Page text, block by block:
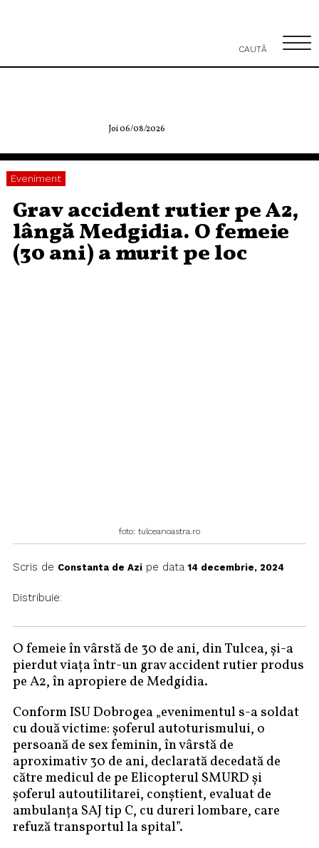
Joi 06/08/2026
CAUTĂ
Eveniment
Grav accident rutier pe A2,
lângă Medgidia. O femeie
(30 ani) a murit pe loc
foto: tulceanoastra.ro
Scris de Constanta de Azipe data14 decembrie, 2024
Distribuie:
O femeie în vârstă de 30 de ani, din Tulcea, și-a
pierdut viața într-un grav accident rutier produs
pe A2, în apropiere de Medgidia.
Conform ISU Dobrogea „evenimentul s-a soldat
cu două victime: șoferul autoturismului, o
persoană de sex feminin, în vârstă de
aproximativ 30 de ani, declarată decedată de
către medicul de pe Elicopterul SMURD și
șoferul autoutilitarei, conștient, evaluat de
ambulanța SAJ tip C, cu dureri lombare, care
refuză transportul la spital”.